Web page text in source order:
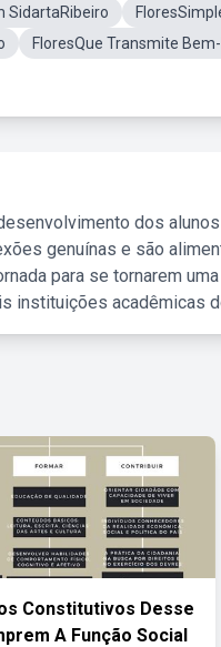
SidartaRibeiro
FloresQue Transmite
dos
genuínas e são
para se tornarem
instituições acadêmicas
Constitutivos Desse
A Função Social